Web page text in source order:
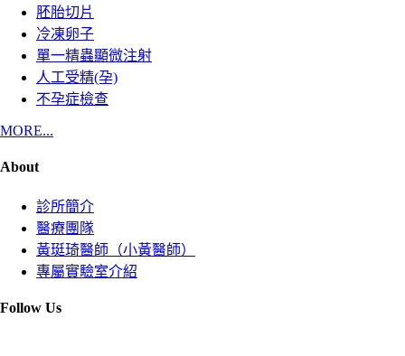
胚胎切片
冷凍卵子
單一精蟲顯微注射
人工受精(孕)
不孕症檢查
MORE...
About
診所簡介
醫療團隊
黃珽琦醫師（小黃醫師）
專屬實驗室介紹
Follow Us